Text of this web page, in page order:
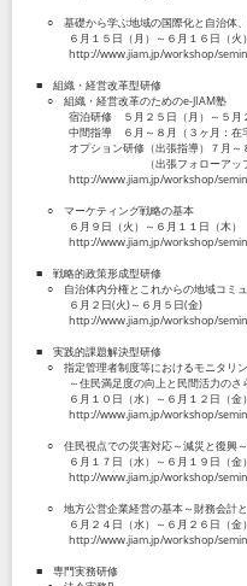
○ 基礎から学ぶ地域の国際化と自治体
６月１５日（月）～６月１６日（火）
http://www.jiam.jp/workshop/
■ 組織・経営改革型研修
○ 組織・経営改革のためのe-JIAM塾
宿泊研修 ５月２５日（月）～５月２
中間指導 ６月～８月（３ヶ月：在宅
オプション研修（出張指導）７月～
（出張フォローアップ）
http://www.jiam.jp/workshop/
○ マーケティング戦略の基本
６月９日（火）～６月１１日（木）
http://www.jiam.jp/workshop/
■ 戦略的政策形成型研修
○ 自治体内分権とこれからの地域コミ
６月２日(火)～６月５日(金)
http://www.jiam.jp/workshop/
■ 実践的課題解決型研修
○ 指定管理者制度等におけるモニタリ
～住民満足度の向上と民間活力のさ
６月１０日（水）～６月１２日（金）
http://www.jiam.jp/workshop/
○ 住民視点での災害対応～減災と復興～
６月１７日（水）～６月１９日（金）
http://www.jiam.jp/workshop/
○ 地方公営企業経営の基本～財務会計
６月２４日（水）～６月２６日（金）
http://www.jiam.jp/workshop/
■ 専門実務研修